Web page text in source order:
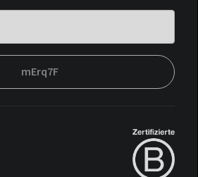
mErq7F